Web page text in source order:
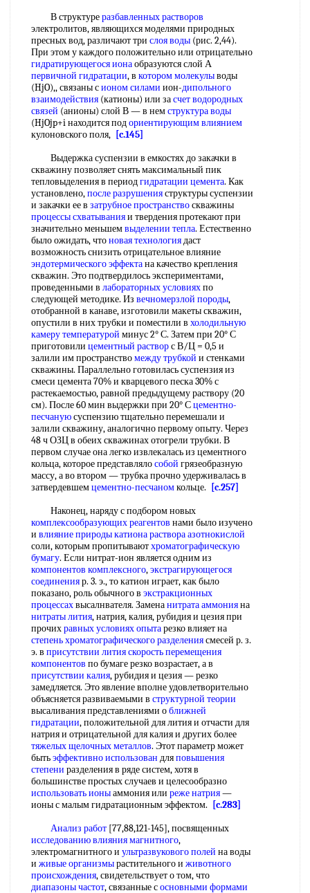
В структуреразбавленных растворов
электролитов, являющихся моделями природных
пресных вод, различают три слоя воды (рис. 2,44).
При этом у каждого положительно или отрицательно
гидратирующегося ионаобразуются слой А
первичной гидратации, в котором молекулыводы
(HjO),, связаны сионом силами ион-дипольного
взаимодействия (катионы) или засчет водородных
связей (анионы) слой В — в немструктура воды
(HjOjp+i находится подориентирующим влиянием
кулоновского поля, [c.145]
Выдержка суспензии в емкостях до закачки в
скважину позволяет снять максимальный пик
тепловыделения в периодгидратации цемента. Как
установлено,после разрушенияструктуры суспензии
и закачки ее в затрубное пространствоскважины
процессы схватыванияи твердения протекают при
значительно меньшемвыделении тепла. Естественно
было ожидать, чтоновая технологиядаст
возможность снизить отрицательное влияние
эндотермического эффектана качество крепления
скважин. Это подтвердилось экспериментами,
проведенными в лабораторных условияхпо
следующей методике. Из вечномерзлой породы,
отобранной в канаве, изготовили макеты скважин,
опустили в них трубки и поместили в холодильную
камеру температурой минус 2° С. Затем при 20° С
приготовили цементный растворс В/Ц = 0,5 и
залили им пространствомежду трубкой и стенками
скважины. Параллельно готовилась суспензия из
смеси цемента 70% и кварцевого песка 30% с
растекаемостью, равной предыдущему раствору (20
см). После 60 мин выдержки при 20° Сцементно-
песчануюсуспензию тщательно перемешали и
залили скважину, аналогично первому опыту. Через
48 ч ОЗЦ в обеих скважинах отогрели трубки. В
первом случае она легко извлекалась из цементного
кольца, которое представлялособой грязеобразную
массу, а во втором — трубка прочно удерживалась в
затвердевшемцементно-песчаномкольце.
[c.257]
Наконец, наряду с подбором новых
комплексообразующих реагентов нами было изучено
и влияние природы катионараствора азотнокислой
соли, которым пропитываютхроматографическую
бумагу. Если нитрат-ион является одним из
компонентов комплексного,экстрагирующегося
соединенияр. 3. э., то катион играет, как было
показано, роль обычного в экстракционных
процессахвысалнвателя. Заменанитрата аммонияна
нитраты лития, натрия, калия, рубидия и цезия при
прочихравных условияхопытарезко влияет на
степень хроматографического разделениясмесей р. з.
э. в присутствии литияскорость перемещения
компонентов по бумаге резко возрастает, а в
присутствии калия, рубидия и цезия — резко
замедляется. Это явление вполне удовлетворительно
объясняется развиваемыми в структурной теории
высаливания представлениями оближней
гидратации, положительной для лития и отчасти для
натрия и отрицательной для калия и других более
тяжелых щелочных металлов. Этот параметр может
бытьэффективно использован дляповышения
степени разделения в ряде систем, хотя в
большинстве простых случаев и целесообразно
использовать ионыаммония или реже натрия—
ионы с малым гидратационным эффектом.
[c.283]
Анализ работ [77,88,121-145], посвященных
исследованию влияния магнитного,
электромагнитного и ультразвукового полей на воды
и живые организмырастительного и животного
происхождения, свидетельствует о том, что
диапазоны частот, связанные сосновными формами